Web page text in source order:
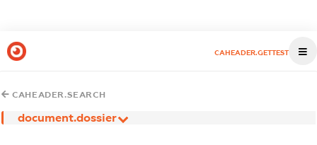
CAHEADER.GETTEST
CAHEADER.SEARCH
document.dossier